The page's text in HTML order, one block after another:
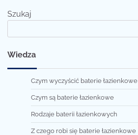
Szukaj
Wiedza
Czym wyczyścić baterie łazienkowe
Czym są baterie łazienkowe
Rodzaje baterii łazienkowych
Z czego robi się baterie łazienkowe